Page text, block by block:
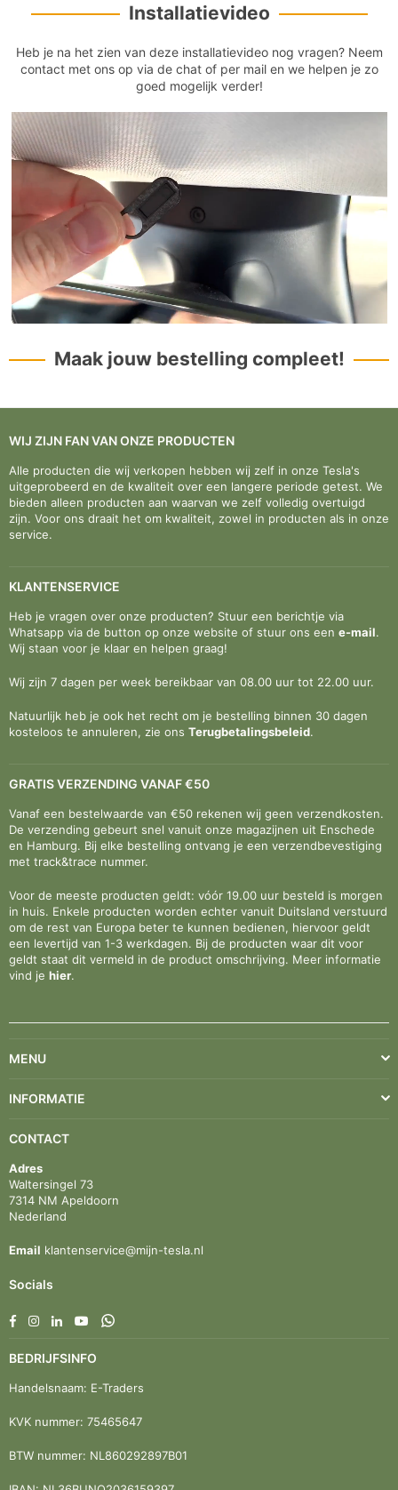
Installatievideo
Heb je na het zien van deze installatievideo nog vragen? Neem
contact met ons op via de chat of per mail en we helpen je zo
goed mogelijk verder!
Maak jouw bestelling compleet!
WIJ ZIJN FAN VAN ONZE PRODUCTEN
Alle producten die wij verkopen hebben wij zelf in onze Tesla's
uitgeprobeerd en de kwaliteit over een langere periode getest. We
bieden alleen producten aan waarvan we zelf volledig overtuigd
zijn. Voor ons draait het om kwaliteit, zowel in producten als in onze
service.
KLANTENSERVICE
Heb je vragen over onze producten? Stuur een berichtje via
Whatsapp via de button op onze website of stuur ons een e-mail.
Wij staan voor je klaar en helpen graag!
Wij zijn 7 dagen per week bereikbaar van 08.00 uur tot 22.00 uur.
Natuurlijk heb je ook het recht om je bestelling binnen 30 dagen
kosteloos te annuleren, zie ons Terugbetalingsbeleid.
GRATIS VERZENDING VANAF €50
Vanaf een bestelwaarde van €50 rekenen wij geen verzendkosten.
De verzending gebeurt snel vanuit onze magazijnen uit Enschede
en Hamburg. Bij elke bestelling ontvang je een verzendbevestiging
met track&trace nummer.
Voor de meeste producten geldt: vóór 19.00 uur besteld is morgen
in huis. Enkele producten worden echter vanuit Duitsland verstuurd
om de rest van Europa beter te kunnen bedienen, hiervoor geldt
een levertijd van 1-3 werkdagen. Bij de producten waar dit voor
geldt staat dit vermeld in de product omschrijving. Meer informatie
vind je hier.
MENU
INFORMATIE
CONTACT
Adres
Waltersingel 73
7314 NM Apeldoorn
Nederland
Email klantenservice@mijn-tesla.nl
Socials
FacebookInstagram
LinkedinYouTubeWhatsapp
BEDRIJFSINFO
Handelsnaam: E-Traders
KVK nummer: 75465647
BTW nummer: NL860292897B01